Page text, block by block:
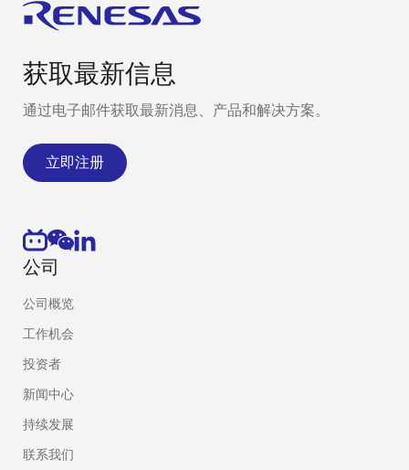
获取最新信息
通过电子邮件获取最新消息、产品和解决方案。
立即注册
公司
公司概览
工作机会
投资者
新闻中心
持续发展
联系我们